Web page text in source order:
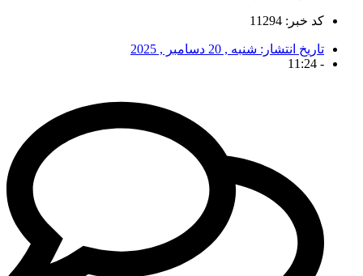
کد خبر: 11294
تاریخ انتشار: شنبه , 20 دسامبر , 2025
-
11:24